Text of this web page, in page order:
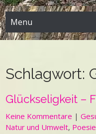
Menu
Schlagwort:
Glückseligkeit –
Keine Kommentare |
Natur und Umwelt, Poesie